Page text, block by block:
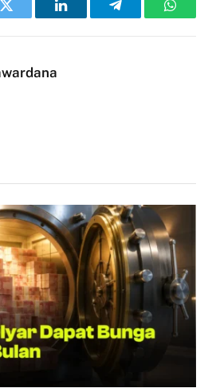
Twitter LinkedInTelegram